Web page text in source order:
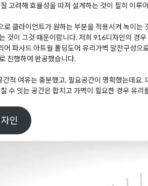
고려해 효율성을 따져 설계하는 것이 필히 이루
로 클라이언트가 원하는 부분을 적용시켜 녹이
것이 그것 때문이랍니다. 저희 916디자인의 경
어 파사드 아트월 폴딩도어 유리가벽 알찬구성
진행하여 완공했습니다.
적 여유는 충분했고, 필요공간이 명확했는데요
수 잇는 공간은 합치고 가벽이 필요한 경우 유
인